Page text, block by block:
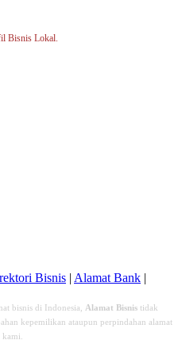
Bisnis Lokal.
Bisnis | Alamat Bank |
bisnis di Indonesia, Alamat Bisnis tidak
kepemilikan ataupun perpindahan alamat
kami.